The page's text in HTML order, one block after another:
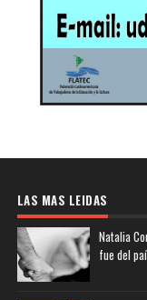
LAS MAS LEIDAS
Natalia
fue del